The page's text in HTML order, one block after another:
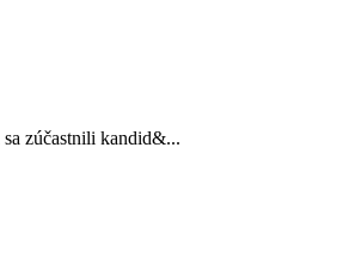
zúčastnili kandid&...